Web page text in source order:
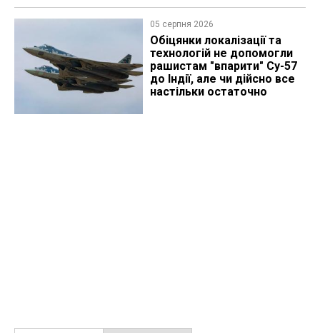
05 серпня 2026
Обіцянки локалізації та
технологій не допомогли
рашистам "впарити" Су-57
до Індії, але чи дійсно все
настільки остаточно